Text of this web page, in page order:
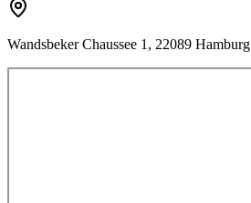
Wandsbeker Chaussee 1, 22089 Hamburg